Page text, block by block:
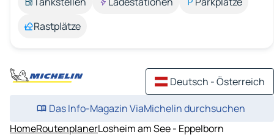
Rastplätze
Deutsch - Österreich
Das Info-Magazin ViaMichelin durchsuchen
HomeRoutenplanerLosheim am See - Eppelborn